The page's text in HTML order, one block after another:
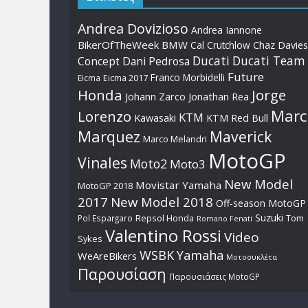
Andrea Dovizioso Andrea Iannone
BikerOfTheWeek BMW Cal Crutchlow Chaz Davies
Concept Dani Pedrosa Ducati Ducati Team
Eicma Eicma 2017 Franco Morbidelli Future
Honda Johann Zarco Jonathan Rea Jorge
Lorenzo Kawasaki KTM KTM Red Bull Marc
Marquez Marco Melandri Maverick
Vinales Moto2 Moto3 MotoGP
MotoGP 2018 Movistar Yamaha New Model
2017 New Model 2018 Off-season MotoGP
Pol Espargaro Repsol Honda Romano Fenati Suzuki Tom
Sykes Valentino Rossi Video
WeAreBikers WSBKYamaha Μοτοσυκλέτα
Παρουσίαση Παρουσιάσεις MotoGP